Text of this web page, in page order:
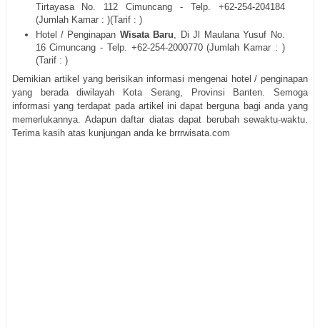
Tirtayasa No. 112 Cimuncang - Telp. +62-254-204184
(Jumlah Kamar : )(Tarif : )
Hotel / Penginapan Wisata Baru, DiJl Maulana Yusuf No.
16 Cimuncang - Telp. +62-254-2000770(Jumlah Kamar : )
(Tarif : )
Demikian artikel yang berisikan informasi mengenai hotel / penginapan
yang berada diwilayah Kota Serang, Provinsi Banten. Semoga
informasi yang terdapat pada artikel ini dapat berguna bagi anda yang
memerlukannya. Adapun daftar diatas dapat berubah sewaktu-waktu.
Terima kasih atas kunjungan anda ke brrrwisata.com